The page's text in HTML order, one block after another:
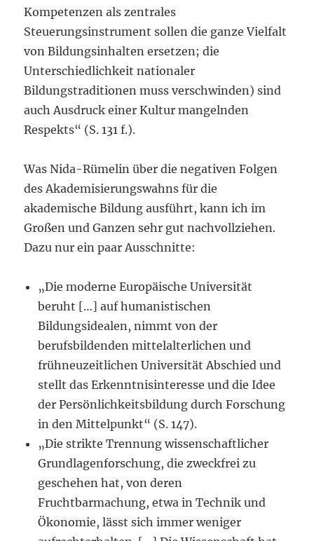
Kompetenzen als zentrales
Steuerungsinstrument sollen die ganze Vielfalt
von Bildungsinhalten ersetzen; die
Unterschiedlichkeit nationaler
Bildungstraditionen muss verschwinden) sind
auch Ausdruck einer Kultur mangelnden
Respekts“ (S. 131 f.).
Was Nida-Rümelin über die negativen Folgen
des Akademisierungswahns für die
akademische Bildung ausführt, kann ich im
Großen und Ganzen sehr gut nachvollziehen.
Dazu nur ein paar Ausschnitte:
„Die moderne Europäische Universität
beruht […] auf humanistischen
Bildungsidealen, nimmt von der
berufsbildenden mittelalterlichen und
frühneuzeitlichen Universität Abschied und
stellt das Erkenntnisinteresse und die Idee
der Persönlichkeitsbildung durch Forschung
in den Mittelpunkt“ (S. 147).
„Die strikte Trennung wissenschaftlicher
Grundlagenforschung, die zweckfrei zu
geschehen hat, von deren
Fruchtbarmachung, etwa in Technik und
Ökonomie, lässt sich immer weniger